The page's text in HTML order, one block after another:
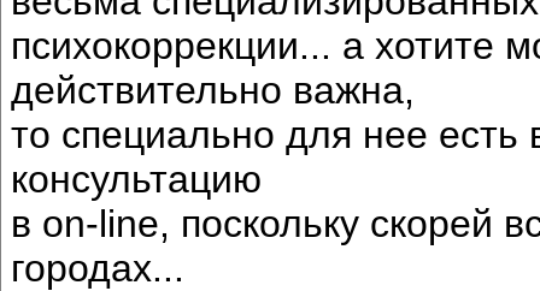
психокоррекции... а хотите
действительно важна,
то специально для нее есть
консультацию
в on-line, поскольку скорей
городах...